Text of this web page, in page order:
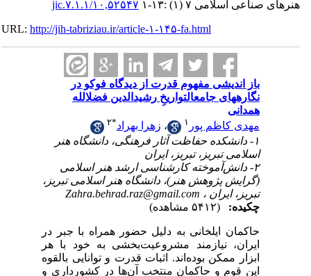
اسلامی ۷ (۱) :۱۳-۱ ۱۰,۵۲۵۴۷/jic.۷.۱.۱
URL:http://jih-tabriziau.ir/article-۱-۱۴۵-fa.html
باز اندیشی مفهوم قدرت از دیدگاه فوکو در
نگارههای جامعالتواریخِ رشیدالدین فضلالله
مهدی کاظم پور۱ ،زهرا بهراد *۲
۱- دانشکده حفاظت آثار فرهنگی، دانشگاه هنر
اسلامی تبریز، تبریز، ایران
۲- دانش‌آموخته کارشناسی ارشد هنر اسلامی
(گرایش پژوهش هنر)، دانشگاه هنر اسلامی تبریز،
تبریز، ایران ، Zahra.behrad.raz@gmail.com
(۵۴۱۲ مشاهده)
حاکمان ایلخانی به دلیل حضور همراه با جبر در
ایران، نیازمند مشروعیت‌‌بخشی به خود با هر
ابزار ممکن بوده‌‌اند. اثبات قدرت و توانایی بالقوه
این قوم و حاکمان منتخب آن‌ها در کشورداری و